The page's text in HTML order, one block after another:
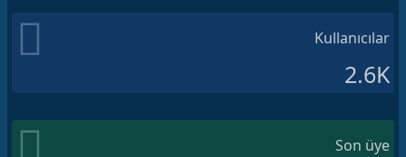
Kullanıcılar
2.6K
Son üye